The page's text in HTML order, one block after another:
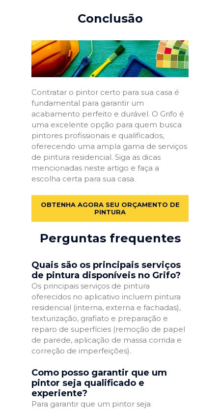
Conclusão
Contratar o pintor certo para sua casa é
fundamental para garantir um
acabamento perfeito e durável. O Grifo é
uma excelente opção para quem busca
pintores profissionais e qualificados,
oferecendo uma ampla gama de serviços
de pintura residencial. Siga as dicas
mencionadas neste artigo e faça a
escolha certa para sua casa.
OBTENHA AGORA SEU ORÇAMENTO DE
PINTURA
Perguntas frequentes
Quais são os principais serviços
de pintura disponíveis no Grifo?
Os principais serviços de pintura
oferecidos no aplicativo incluem pintura
residencial (interna, externa e fachadas),
texturização, grafiato e preparação e
reparo de superfícies (remoção de papel
de parede, aplicação de massa corrida e
correção de imperfeições).
Como posso garantir que um
pintor seja qualificado e
experiente?
Para garantir que um pintor seja